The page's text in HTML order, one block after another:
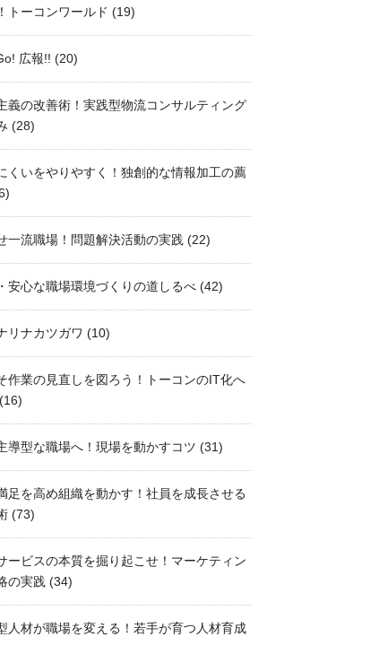
トーコンワールド (19)
広報!! (20)
義の改善術！実践型物流コンサルティング
(28)
くいをやりやすく！独創的な情報加工の薦
一流職場！問題解決活動の実践 (22)
安心な職場環境づくりの道しるべ (42)
リナカツガワ (10)
作業の見直しを図ろう！トーコンのIT化へ
(16)
導型な職場へ！現場を動かすコツ (31)
足を高め組織を動かす！社員を成長させる
(73)
ービスの本質を掘り起こせ！マーケティン
の実践 (34)
人材が職場を変える！若手が育つ人材育成